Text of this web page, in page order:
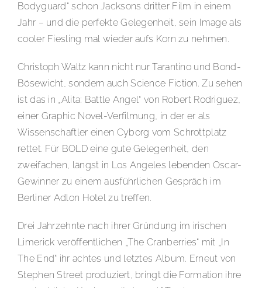
Bodyguard“ schon Jacksons dritter Film in einem
Jahr – und die perfekte Gelegenheit, sein Image als
cooler Fiesling mal wieder aufs Korn zu nehmen.
Christoph Waltz kann nicht nur Tarantino und Bond-
Bösewicht, sondern auch Science Fiction. Zu sehen
ist das in „Alita: Battle Angel“ von Robert Rodriguez,
einer Graphic Novel-Verfilmung, in der er als
Wissenschaftler einen Cyborg vom Schrottplatz
rettet. Für BOLD eine gute Gelegenheit, den
zweifachen, längst in Los Angeles lebenden Oscar-
Gewinner zu einem ausführlichen Gespräch im
Berliner Adlon Hotel zu treffen.
Drei Jahrzehnte nach ihrer Gründung im irischen
Limerick veröffentlichen „The Cranberries“ mit „In
The End“ ihr achtes und letztes Album. Erneut von
Stephen Street produziert, bringt die Formation ihre